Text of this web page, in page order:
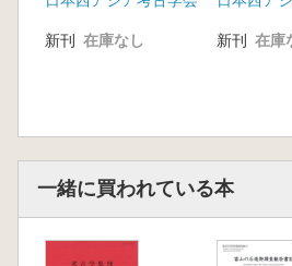
新刊 在庫なし 新刊 在庫
一緒に買われている本